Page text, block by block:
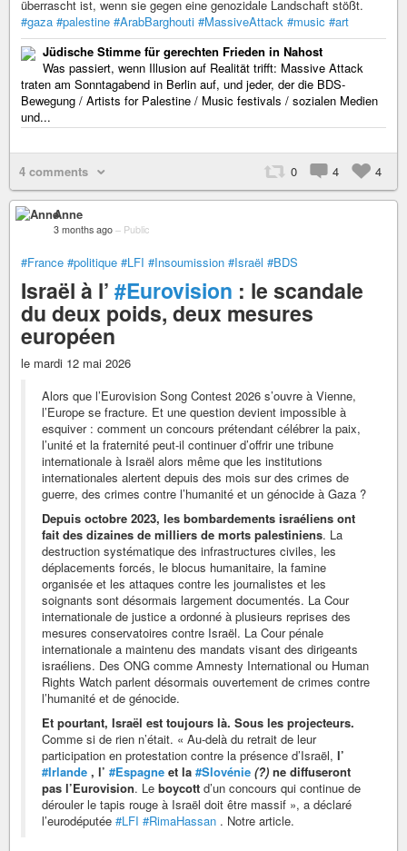
überrascht ist, wenn sie gegen eine genozidale Landschaft stößt.
#gaza #palestine #ArabBarghouti #MassiveAttack #music #art
Jüdische Stimme für gerechten Frieden in Nahost
Was passiert, wenn Illusion auf Realität trifft: Massive Attack
traten am Sonntagabend in Berlin auf, und jeder, der die BDS-
Bewegung / Artists for Palestine / Music festivals / sozialen Medien
und...
4 comments 0 4 4
Anne
3 months ago – Public
#France #politique #LFI #Insoumission #Israël #BDS
Israël à l’ #Eurovision : le scandale
du deux poids, deux mesures
européen
le mardi 12 mai 2026
Alors que l’Eurovision Song Contest 2026 s’ouvre à Vienne,
l’Europe se fracture. Et une question devient impossible à
esquiver : comment un concours prétendant célébrer la paix,
l’unité et la fraternité peut-il continuer d’offrir une tribune
internationale à Israël alors même que les institutions
internationales alertent depuis des mois sur des crimes de
guerre, des crimes contre l’humanité et un génocide à Gaza ?
Depuis octobre 2023, les bombardements israéliens ont
fait des dizaines de milliers de morts palestiniens. La
destruction systématique des infrastructures civiles, les
déplacements forcés, le blocus humanitaire, la famine
organisée et les attaques contre les journalistes et les
soignants sont désormais largement documentés. La Cour
internationale de justice a ordonné à plusieurs reprises des
mesures conservatoires contre Israël. La Cour pénale
internationale a maintenu des mandats visant des dirigeants
israéliens. Des ONG comme Amnesty International ou Human
Rights Watch parlent désormais ouvertement de crimes contre
l’humanité et de génocide.
Et pourtant, Israël est toujours là. Sous les projecteurs.
Comme si de rien n’était. « Au-delà du retrait de leur
participation en protestation contre la présence d’Israël, l’
#Irlande , l’ #Espagne et la #Slovénie (?) ne diffuseront
pas l’Eurovision. Le boycott d’un concours qui continue de
dérouler le tapis rouge à Israël doit être massif », a déclaré
l’eurodéputée #LFI #RimaHassan . Notre article.